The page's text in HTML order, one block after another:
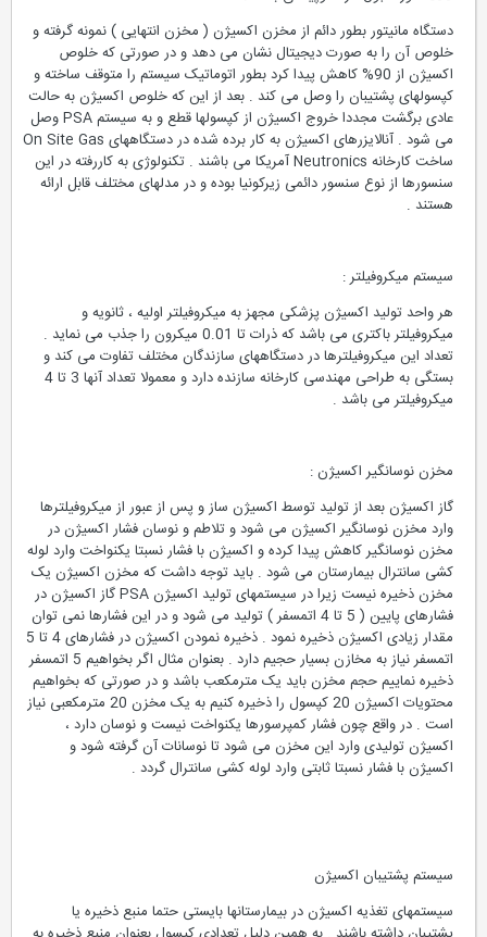
دستگاه مانیتور بطور دائم از مخزن اکسیژن ( مخزن انتهایی ) نمونه گرفته و
خلوص آن را به صورت دیجیتال نشان می دهد و در صورتی که خلوص
اکسیژن از 90% کاهش پیدا کرد بطور اتوماتیک سیستم را متوقف ساخته و
کپسولهای پشتیبان را وصل می کند . بعد از این که خلوص اکسیژن به حالت
عادی برگشت مجددا خروج اکسیژن از کپسولها قطع و به سیستم PSA وصل
می شود . آنالایزرهای اکسیژن به کار برده شده در دستگاههای On Site Gas
ساخت کارخانه Neutronics آمریکا می باشند . تکنولوژی به کاررفته در این
سنسورها از نوع سنسور دائمی زیرکونیا بوده و در مدلهای مختلف قابل ارائه
هستند .
سیستم میکروفیلتر :
هر واحد تولید اکسیژن پزشکی مجهز به میکروفیلتر اولیه ، ثانویه و
میکروفیلتر باکتری می باشد که ذرات تا 0.01 میکرون را جذب می نماید .
تعداد این میکروفیلترها در دستگاههای سازندگان مختلف تفاوت می کند و
بستگی به طراحی مهندسی کارخانه سازنده دارد و معمولا تعداد آنها 3 تا 4
میکروفیلتر می باشد .
مخزن نوسانگیر اکسیژن :
گاز اکسیژن بعد از تولید توسط اکسیژن ساز و پس از عبور از میکروفیلترها
وارد مخزن نوسانگیر اکسیژن می شود و تلاطم و نوسان فشار اکسیژن در
مخزن نوسانگیر کاهش پیدا کرده و اکسیژن با فشار نسبتا یکنواخت وارد لوله
کشی سانترال بیمارستان می شود . باید توجه داشت که مخزن اکسیژن یک
مخزن ذخیره نیست زیرا در سیستمهای تولید اکسیژن PSA گاز اکسیژن در
فشارهای پایین ( 5 تا 4 اتمسفر ) تولید می شود و در این فشارها نمی توان
مقدار زیادی اکسیژن ذخیره نمود . ذخیره نمودن اکسیژن در فشارهای 4 تا 5
اتمسفر نیاز به مخازن بسیار حجیم دارد . بعنوان مثال اگر بخواهیم 5 اتمسفر
ذخیره نماییم حجم مخزن باید یک مترمکعب باشد و در صورتی که بخواهیم
محتویات اکسیژن 20 کپسول را ذخیره کنیم به یک مخزن 20 مترمکعبی نیاز
است . در واقع چون فشار کمپرسورها یکنواخت نیست و نوسان دارد ،
اکسیژن تولیدی وارد این مخزن می شود تا نوسانات آن گرفته شود و
اکسیژن با فشار نسبتا ثابتی وارد لوله کشی سانترال گردد .
سیستم پشتیبان اکسیژن
سیستمهای تغذیه اکسیژن در بیمارستانها بایستی حتما منبع ذخیره یا